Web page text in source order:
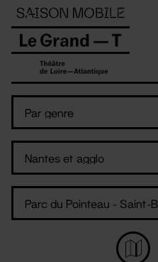
Panneau de gestion des cookies